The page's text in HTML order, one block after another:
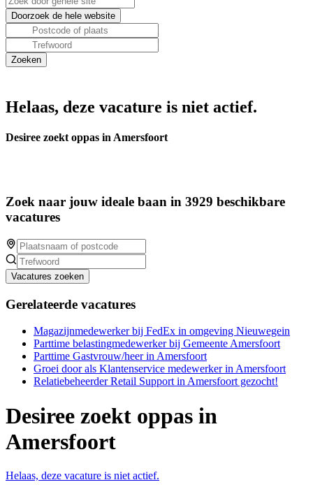
Helaas, deze vacature is niet actief.
Desiree zoekt oppas in Amersfoort
Zoek naar jouw ideale baan in 3929 beschikbare
vacatures
Vacatures zoeken
Gerelateerde vacatures
Magazijnmedewerker bij FedEx in omgeving Nieuwegein
Parttime belastingmedewerker bij Gemeente Amersfoort
Parttime Gastvrouw/heer in Amersfoort
Groei door als Klantenservice medewerker in Amersfoort
Relatiebeheerder Retail Support in Amersfoort gezocht!
Desiree zoekt oppas in
Amersfoort
Helaas, deze vacature is niet actief.